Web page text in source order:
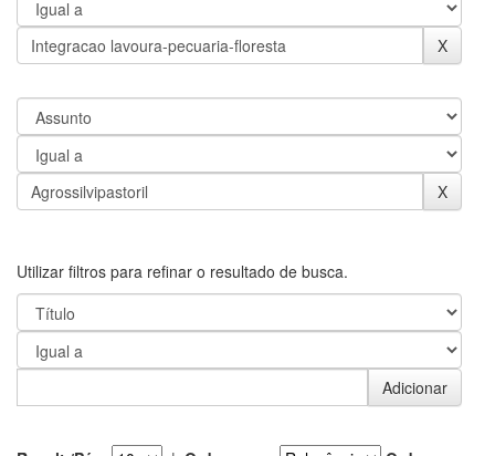
Utilizar filtros para refinar o resultado de busca.